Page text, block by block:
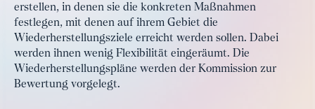
erstellen, in denen sie die konkreten Maßnahmen
festlegen, mit denen auf ihrem Gebiet die
Wiederherstellungsziele erreicht werden sollen. Dabei
werden ihnen wenig Flexibilität eingeräumt. Die
Wiederherstellungspläne werden der Kommission zur
Bewertung vorgelegt.